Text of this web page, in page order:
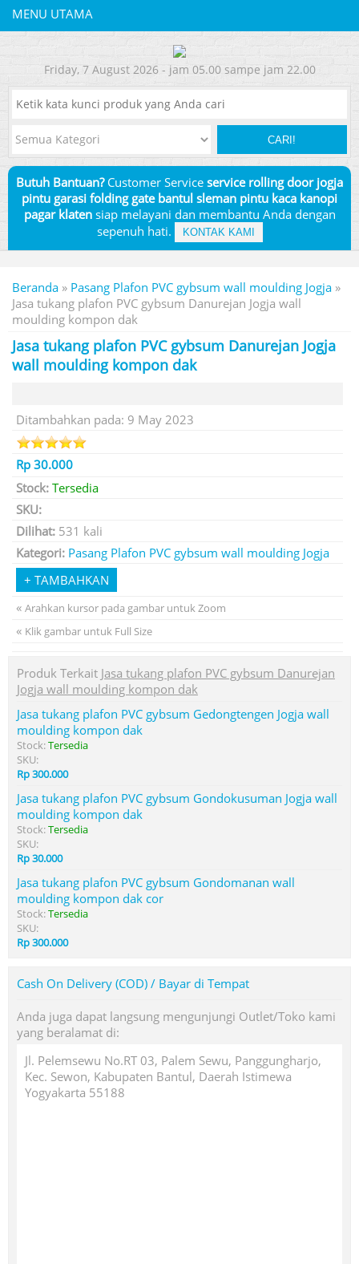
MENU UTAMA
Friday, 7 August 2026 - jam 05.00 sampe jam 22.00
CARI!
Butuh Bantuan?Customer Service service rolling door jogja
pintu garasi folding gate bantul sleman pintu kaca kanopi
pagar klaten siap melayani dan membantu Anda dengan
sepenuh hati.
KONTAK KAMI
Beranda » Pasang Plafon PVC gybsum wall moulding Jogja »
Jasa tukang plafon PVC gybsum Danurejan Jogja wall
moulding kompon dak
Jasa tukang plafon PVC gybsum Danurejan Jogja
wall moulding kompon dak
Ditambahkan pada: 9 May 2023
Rp 30.000
Stock: Tersedia
SKU:
Dilihat: 531 kali
Kategori: Pasang Plafon PVC gybsum wall moulding Jogja
« Arahkan kursor pada gambar untuk Zoom
« Klik gambar untuk Full Size
Produk Terkait Jasa tukang plafon PVC gybsum Danurejan
Jogja wall moulding kompon dak
Jasa tukang plafon PVC gybsum Gedongtengen Jogja wall
moulding kompon dak
Stock:Tersedia
SKU:
Rp 300.000
Jasa tukang plafon PVC gybsum Gondokusuman Jogja wall
moulding kompon dak
Stock:Tersedia
SKU:
Rp 30.000
Jasa tukang plafon PVC gybsum Gondomanan wall
moulding kompon dak cor
Stock:Tersedia
SKU:
Rp 300.000
Cash On Delivery (COD) / Bayar di Tempat
Anda juga dapat langsung mengunjungi Outlet/Toko kami
yang beralamat di:
Jl. Pelemsewu No.RT 03, Palem Sewu, Panggungharjo,
Kec. Sewon, Kabupaten Bantul, Daerah Istimewa
Yogyakarta 55188